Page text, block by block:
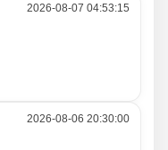
2026-08-07 04:53:15
2026-08-06 20:30:00